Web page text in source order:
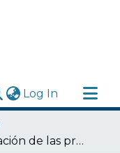
Log In (current)
Identificación de las propiedades dinámicas de sistemas estructura-amortiguador de masa sintonizada a partir de la respuesta sísmica del sistema acoplado